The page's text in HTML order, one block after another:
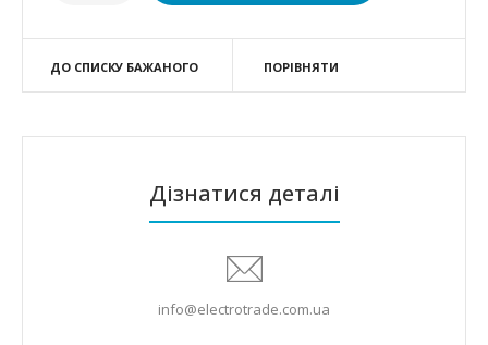
ДО СПИСКУ БАЖАНОГО ПОРІВНЯТИ
Дізнатися деталі
info@electrotrade.com.ua